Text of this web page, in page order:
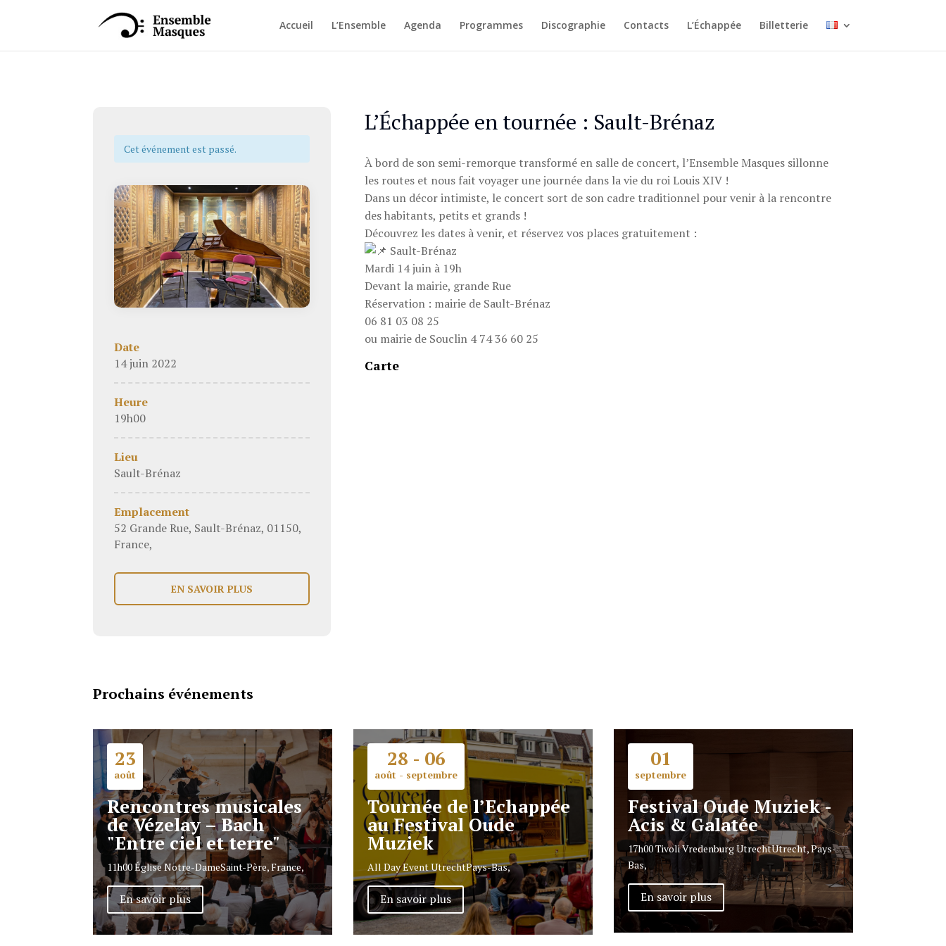
Accueil L’Ensemble Agenda Programmes Discographie Contacts L’Échappée Billetterie
Cet événement est passé.
Date
14 juin 2022
Heure
19h00
Lieu
Sault-Brénaz
Emplacement
52 Grande Rue, Sault-Brénaz, 01150,
France,
EN SAVOIR PLUS
L’Échappée en tournée : Sault-Brénaz
À bord de son semi-remorque transformé en salle de concert, l’Ensemble Masques sillonne
les routes et nous fait voyager une journée dans la vie du roi Louis XIV !
Dans un décor intimiste, le concert sort de son cadre traditionnel pour venir à la rencontre
des habitants, petits et grands !
Découvrez les dates à venir, et réservez vos places gratuitement :
Sault-Brénaz
Mardi 14 juin à 19h
Devant la mairie, grande Rue
Réservation : mairie de Sault-Brénaz
06 81 03 08 25
ou mairie de Souclin 4 74 36 60 25
Carte
Prochains événements
23
août
Rencontres musicales
de Vézelay – Bach
"Entre ciel et terre"
11h00Église Notre-DameSaint-Père, France,
En savoir plus
28 - 06
août - septembre
Tournée de l’Echappée
au Festival Oude
Muziek
All Day EventUtrechtPays-Bas,
En savoir plus
01
septembre
Festival Oude Muziek -
Acis & Galatée
17h00Tivoli Vredenburg UtrechtUtrecht, Pays-
Bas,
En savoir plus